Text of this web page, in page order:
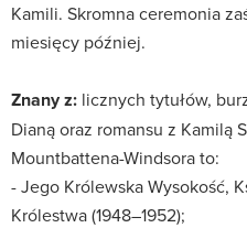
Kamili. Skromna ceremonia
miesięcy później.
Znany z: licznych tytułów,
Dianą oraz romansu z Kamilą
Mountbattena-Windsora to:
- Jego Królewska Wysokość,
Królestwa (1948–1952);